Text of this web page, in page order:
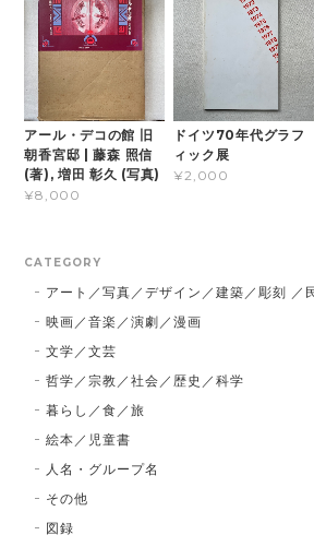
アール・デコの館 旧
朝香宮邸 | 藤森 照信
(著), 増田 彰久 (写真)
¥8,000
ドイツ70年代グラフ
ィック展
¥2,000
CATEGORY
アート／写真／デザイン／建築／彫刻 ／
映画／音楽／演劇／漫画
文学／文芸
哲学／宗教／社会／歴史／科学
暮らし／食／旅
絵本／児童書
人名・グループ名
その他
図録